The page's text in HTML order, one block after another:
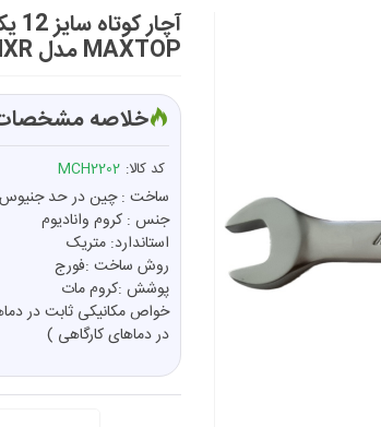
MAXTOP مدل MXR
خلاصه
کد کالا: MCH2202
ساخت : چین در حد جنیوس
جنس : کروم وانادیوم
استاندارد: متریک
روش ساخت :فورج
پوشش :کروم مات
خواص مکانیکی ثابت در
در دماهای کارگاهی )